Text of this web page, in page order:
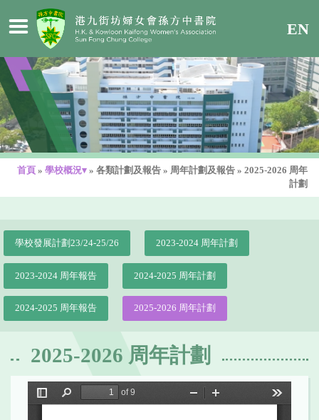
EN
首頁 » 學校概況▾ » 各類計劃及報告 » 周年計劃及報告 » 2025-2026 周年
計劃
學校發展計劃23/24-25/26 2023-2024 周年計劃
2023-2024 周年報告 2024-2025 周年計劃
2024-2025 周年報告 2025-2026 周年計劃
2025-2026 周年計劃